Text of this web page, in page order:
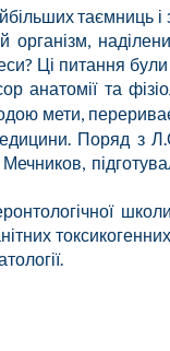
таємниць і
організм,
Ці питання були
анатомії та
мети,
Поряд з